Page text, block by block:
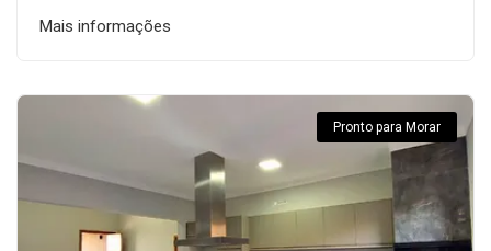
Mais informações
Pronto para Morar